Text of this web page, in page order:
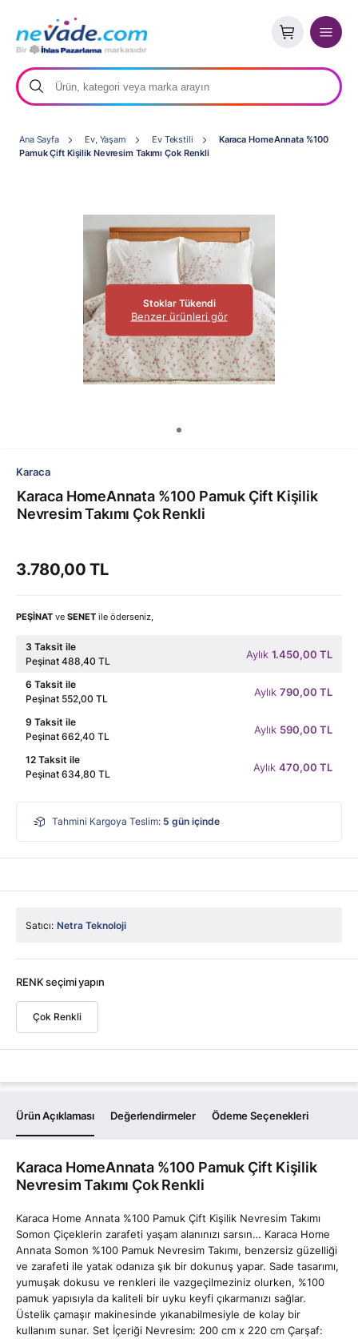
Ana Sayfa Ev, Yaşam Ev Tekstili
Karaca HomeAnnata %100
Pamuk Çift Kişilik Nevresim Takımı Çok Renkli
Stoklar Tükendi
Benzer ürünleri gör
Karaca
Karaca HomeAnnata %100 Pamuk Çift Kişilik
Nevresim Takımı Çok Renkli
3.780,00 TL
PEŞİNAT ve SENET ile öderseniz,
3 Taksit ile
Peşinat 488,40 TL
Aylık 1.450,00 TL
6 Taksit ile
Peşinat 552,00 TL
Aylık 790,00 TL
9 Taksit ile
Peşinat 662,40 TL
Aylık 590,00 TL
12 Taksit ile
Peşinat 634,80 TL
Aylık 470,00 TL
Tahmini Kargoya Teslim: 5 gün içinde
Satıcı: Netra Teknoloji
RENK seçimi yapın
Çok Renkli
Ürün Açıklaması Değerlendirmeler Ödeme Seçenekleri
Karaca HomeAnnata %100 Pamuk Çift Kişilik
Nevresim Takımı Çok Renkli
Karaca Home Annata %100 Pamuk Çift Kişilik Nevresim Takımı
Somon Çiçeklerin zarafeti yaşam alanınızı sarsın… Karaca Home
Annata Somon %100 Pamuk Nevresim Takımı, benzersiz güzelliği
ve zarafeti ile yatak odanıza şık bir dokunuş yapar. Sade tasarımı,
yumuşak dokusu ve renkleri ile vazgeçilmeziniz olurken, %100
pamuk yapısıyla da kaliteli bir uyku keyfi çıkarmanızı sağlar.
Üstelik çamaşır makinesinde yıkanabilmesiyle de kolay bir
kullanım sunar. Set İçeriği Nevresim: 200 cm x 220 cm Çarşaf: